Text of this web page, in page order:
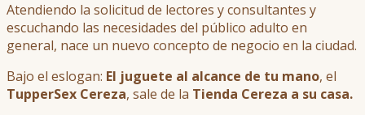
Atendiendo la solicitud de lectores y consultantes y
escuchando las necesidades del público adulto en
general, nace un nuevo concepto de negocio en la ciudad.
Bajo el eslogan: El juguete al alcance de tu mano, el
TupperSex Cereza, sale de la Tienda Cereza a su casa.